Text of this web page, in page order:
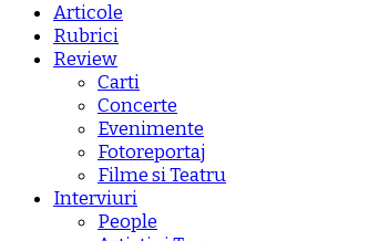
Articole
Rubrici
Review
Carti
Concerte
Evenimente
Fotoreportaj
Filme si Teatru
Interviuri
People